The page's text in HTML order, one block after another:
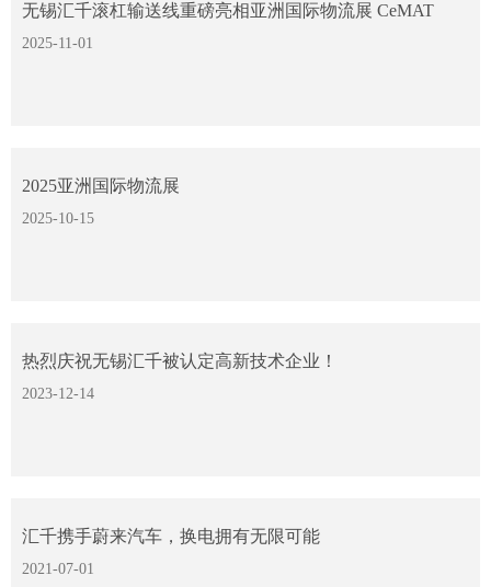
无锡汇千滚杠输送线重磅亮相亚洲国际物流展 CeMAT
2025
2025-11-01
2025亚洲国际物流展
2025-10-15
热烈庆祝无锡汇千被认定高新技术企业！
2023-12-14
汇千携手蔚来汽车，换电拥有无限可能
2021-07-01